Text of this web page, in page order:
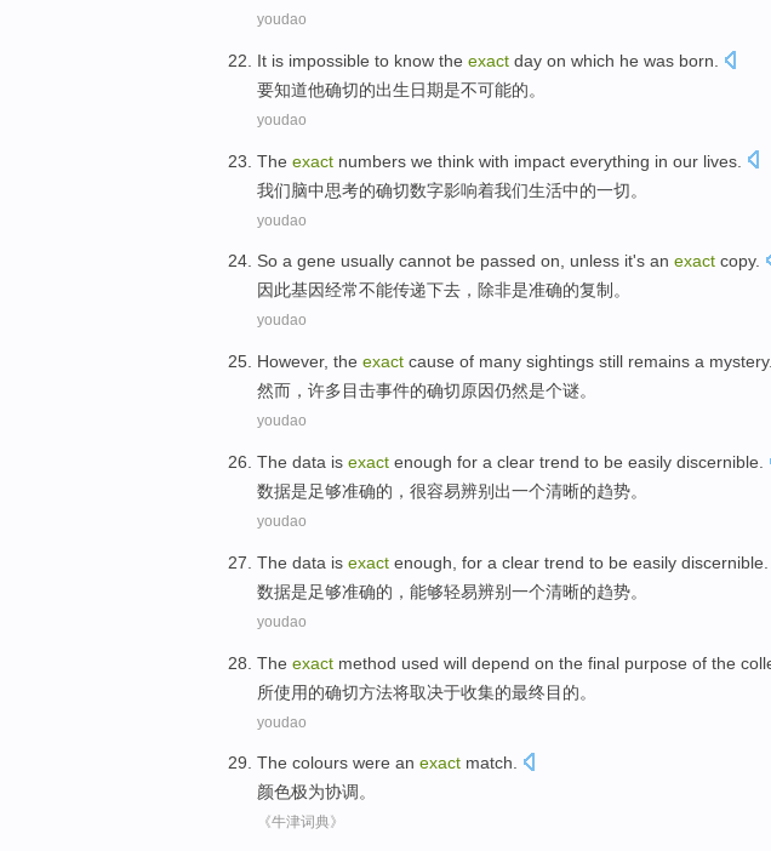
youdao
It is impossible to know the exact day on which he was born
要知道他确切的出生日期是不可能的。
youdao
The exact numbers we think with impact everything in our lives
我们脑中思考的确切数字影响着我们生活中的一切。
youdao
So a gene usually cannot be passed on, unless it's an exact copy.
因此基因经常不能传递下去 ， 除非是准确的复制 。
youdao
However, the exact cause of many sightings still remains a mystery.
然而 ， 许多目击事件的确切原因仍然是个谜。
youdao
The data is exact enough for a clear trend to be easily discernible
数据是足够准确的 ， 很容易辨别出一个清晰的趋势。
youdao
The data is exact enough for a clear trend to be easily discernible
数据是足够准确的， 能够轻易辨别一个清晰的趋势。
youdao
The exact method used will depend on the final purpose of the
所使用的确切方法将取决于收集的最终目的。
youdao
The colours were an exact match.
颜色极为协调。
《牛津词典》